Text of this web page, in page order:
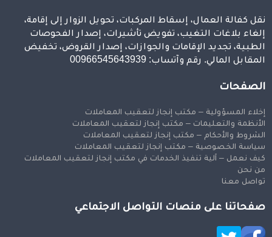
نقل كفالة العمال، إسقاط المركبات، تحويل الزوار إلى إقامة،
إلغاء بلاغات التغيب، تفويض تأشيرات، إصدار الفحوصات
الطبية، تجديد الإقامات والجوازات، إصدار القروض، تخفيض
المقابل المالي. رقم وآتساب: 00966545643939
الصفحات
إخلاء المسؤولية – مكتب إنجاز لتعقيب المعاملات
الأنظمة والتعليمات – مكتب إنجاز لتعقيب المعاملات
الشروط والأحكام – مكتب إنجاز لتعقيب المعاملات
سياسة الخصوصية – مكتب إنجاز لتعقيب المعاملات
كيف نعمل – آلية تنفيذ الخدمات في مكتب إنجاز لتعقيب المعاملات
من نحن
تواصل معنا
صفحاتنا على منصات التواصل الاجتماعي